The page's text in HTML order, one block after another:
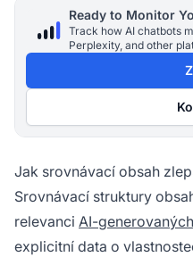
Ready to Monitor
Track how AI chatbots
Perplexity, and other
Jak srovnávací obsah
Srovnávací struktury
relevanci AI-
explicitní data o